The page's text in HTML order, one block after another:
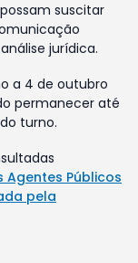
suscitar
jurídica.
a 4 de outubro
permanecer até
turno.
Públicos
pela